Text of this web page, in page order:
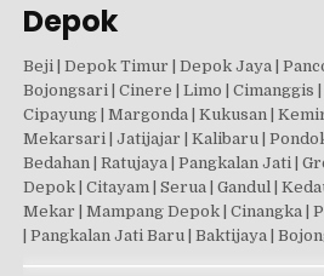
Depok
Beji | Depok Timur | Depok Jaya |
Bojongsari | Cinere | Limo | Cimanggis |
Cipayung | Margonda | Kukusan |
Mekarsari | Jatijajar | Kalibaru |
Bedahan | Ratujaya | Pangkalan Jati |
Depok | Citayam | Serua | Gandul |
Mekar | Mampang Depok | Cinangka |
| Pangkalan Jati Baru | Baktijaya |